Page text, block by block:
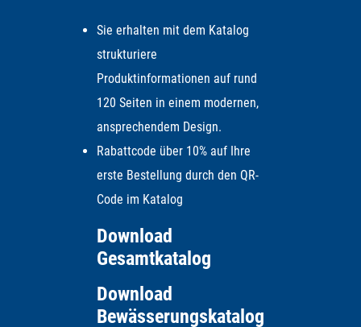
Sie erhalten mit dem Katalog
strukturiere
Produktinformationen auf rund
120 Seiten in einem modernen,
ansprechendem Design.
Rabattcode über 10% auf Ihre
erste Bestellung durch den QR-
Code im Katalog
Download
Gesamtkatalog
Download
Bewässerungskatalog